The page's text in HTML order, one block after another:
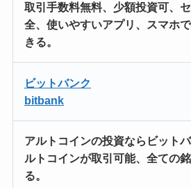
取引手数料無料、 少額投資可、
全、使いやすいアプリ、
スマホ
きる。
ビットバンク
bitbank
アルトコインの投資ならビット
ルトコインが取引可能、全ての
る。